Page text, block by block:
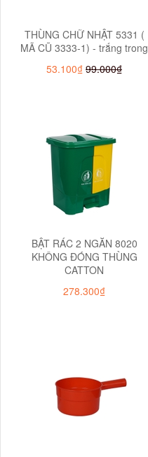
THÙNG CHỮ NHẬT 5331 (
MÃ CŨ 3333-1) - trắng trong
53.100₫ 99.000₫
BẬT RÁC 2 NGĂN 8020
KHÔNG ĐÓNG THÙNG
CATTON
278.300₫